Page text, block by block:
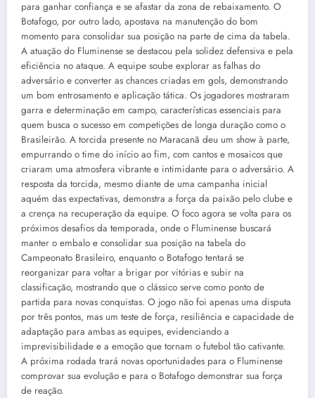
para ganhar confiança e se afastar da zona de rebaixamento. O
Botafogo, por outro lado, apostava na manutenção do bom
momento para consolidar sua posição na parte de cima da tabela.
A atuação do Fluminense se destacou pela solidez defensiva e pela
eficiência no ataque. A equipe soube explorar as falhas do
adversário e converter as chances criadas em gols, demonstrando
um bom entrosamento e aplicação tática. Os jogadores mostraram
garra e determinação em campo, características essenciais para
quem busca o sucesso em competições de longa duração como o
Brasileirão. A torcida presente no Maracanã deu um show à parte,
empurrando o time do início ao fim, com cantos e mosaicos que
criaram uma atmosfera vibrante e intimidante para o adversário. A
resposta da torcida, mesmo diante de uma campanha inicial
aquém das expectativas, demonstra a força da paixão pelo clube e
a crença na recuperação da equipe. O foco agora se volta para os
próximos desafios da temporada, onde o Fluminense buscará
manter o embalo e consolidar sua posição na tabela do
Campeonato Brasileiro, enquanto o Botafogo tentará se
reorganizar para voltar a brigar por vitórias e subir na
classificação, mostrando que o clássico serve como ponto de
partida para novas conquistas. O jogo não foi apenas uma disputa
por três pontos, mas um teste de força, resiliência e capacidade de
adaptação para ambas as equipes, evidenciando a
imprevisibilidade e a emoção que tornam o futebol tão cativante.
A próxima rodada trará novas oportunidades para o Fluminense
comprovar sua evolução e para o Botafogo demonstrar sua força
de reação.